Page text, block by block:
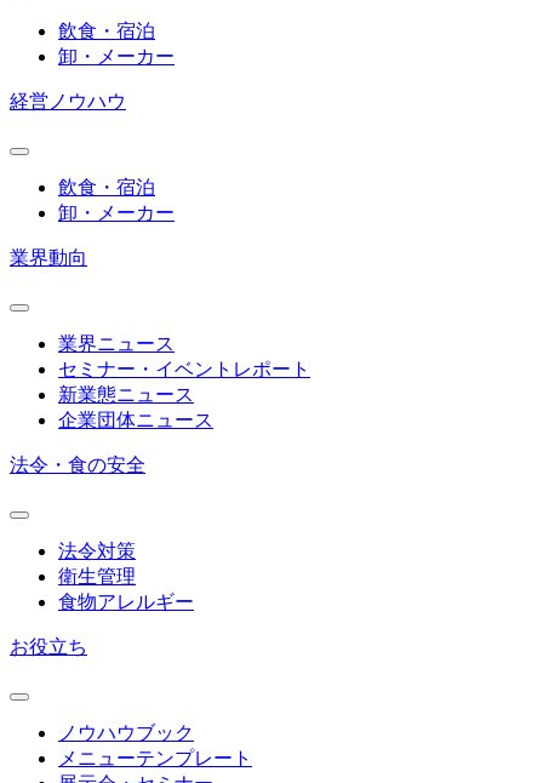
飲食・宿泊
卸・メーカー
経営ノウハウ
飲食・宿泊
卸・メーカー
業界動向
業界ニュース
セミナー・イベントレポート
新業態ニュース
企業団体ニュース
法令・食の安全
法令対策
衛生管理
食物アレルギー
お役立ち
ノウハウブック
メニューテンプレート